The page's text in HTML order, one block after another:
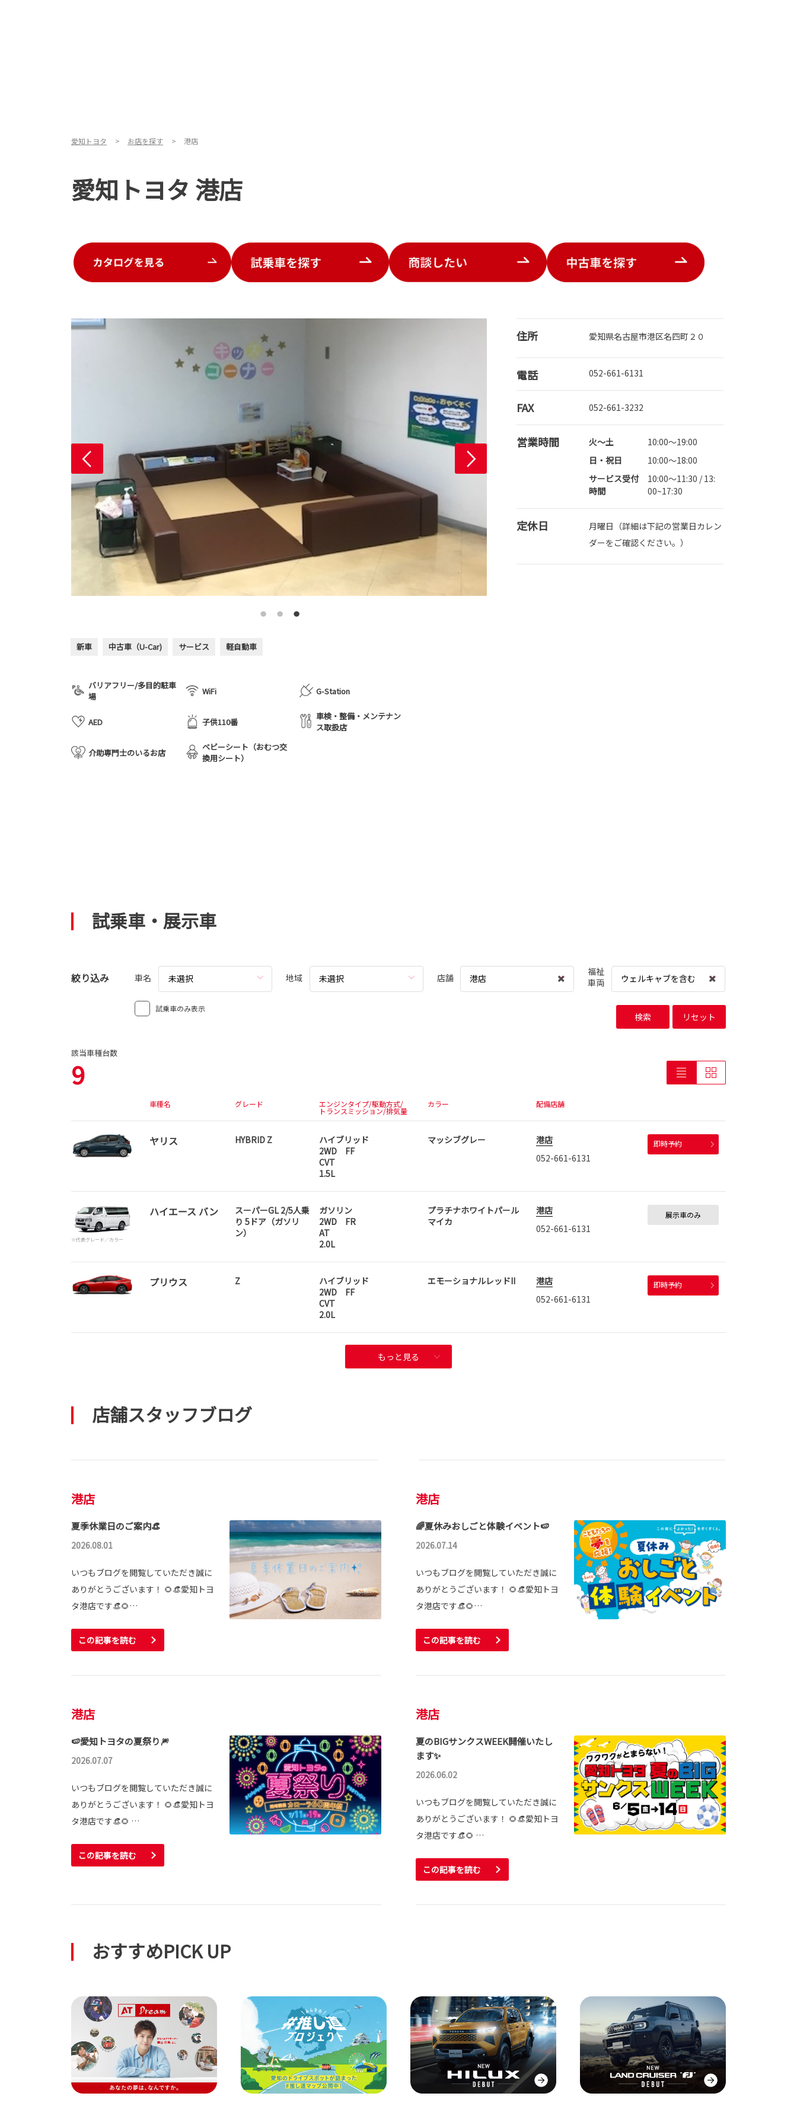
愛知トヨタ お店を探す 港店
愛知トヨタ 港店
住所 愛知県名古屋市港区名四町２０
電話 052-661-6131
FAX 052-661-3232
営業時間 火～土
10:00～19:00
日・祝日
10:00～18:00
サービス受付
時間
10:00～11:30 / 13:
00~17:30
定休日
月曜日（詳細は下記の営業日カレン
ダーをご確認ください。）
新車 中古車（U-Car) サービス 軽自動車
バリアフリー/多目的駐車
場
WiFi G-Station
AED 子供110番
車検・整備・メンテナン
ス取扱店
介助専門士のいるお店
ベビーシート（おむつ交
換用シート）
試乗車・展示車
絞り込み 車名 未選択 地域 未選択 店舗 港店
福祉
車両
ウェルキャブを含む
試乗車のみ表示
検索 リセット
該当車種台数
9
車種名 グレード エンジンタイプ/駆動方式/
トランスミッション/排気量
カラー 配備店舗
ヤリス HYBRID Z
ハイブリッド
2WD FF
CVT
1.5L
マッシブグレー
港店
052-661-6131
即時予約
ハイエース バン
※代表グレード／カラー
スーパーGL 2/5人乗
り 5ドア（ガソリ
ン）
ガソリン
2WD FR
AT
2.0L
プラチナホワイトパール
マイカ
港店
052-661-6131
展示車のみ
プリウス Z
ハイブリッド
2WD FF
CVT
2.0L
エモーショナルレッドII
港店
052-661-6131
即時予約
もっと見る
店舗スタッフブログ
港店
夏季休業日のご案内👒
2026.08.01
いつもブログを閲覧していただき誠に
ありがとうございます！ 🌻👒愛知トヨ
タ港店です👒🌻…
この記事を読む
港店
🌈夏休みおしごと体験イベント🍉
2026.07.14
いつもブログを閲覧していただき誠に
ありがとうございます！ 🌻👒愛知トヨ
タ港店です👒🌻…
この記事を読む
港店
🍉愛知トヨタの夏祭り🎆
2026.07.07
いつもブログを閲覧していただき誠に
ありがとうございます！ 🌻👒愛知トヨ
タ港店です👒🌻 …
この記事を読む
港店
夏のBIGサンクスWEEK開催いたし
ます✨
2026.06.02
いつもブログを閲覧していただき誠に
ありがとうございます！ 🌻👒愛知トヨ
タ港店です👒🌻 …
この記事を読む
おすすめPICK UP